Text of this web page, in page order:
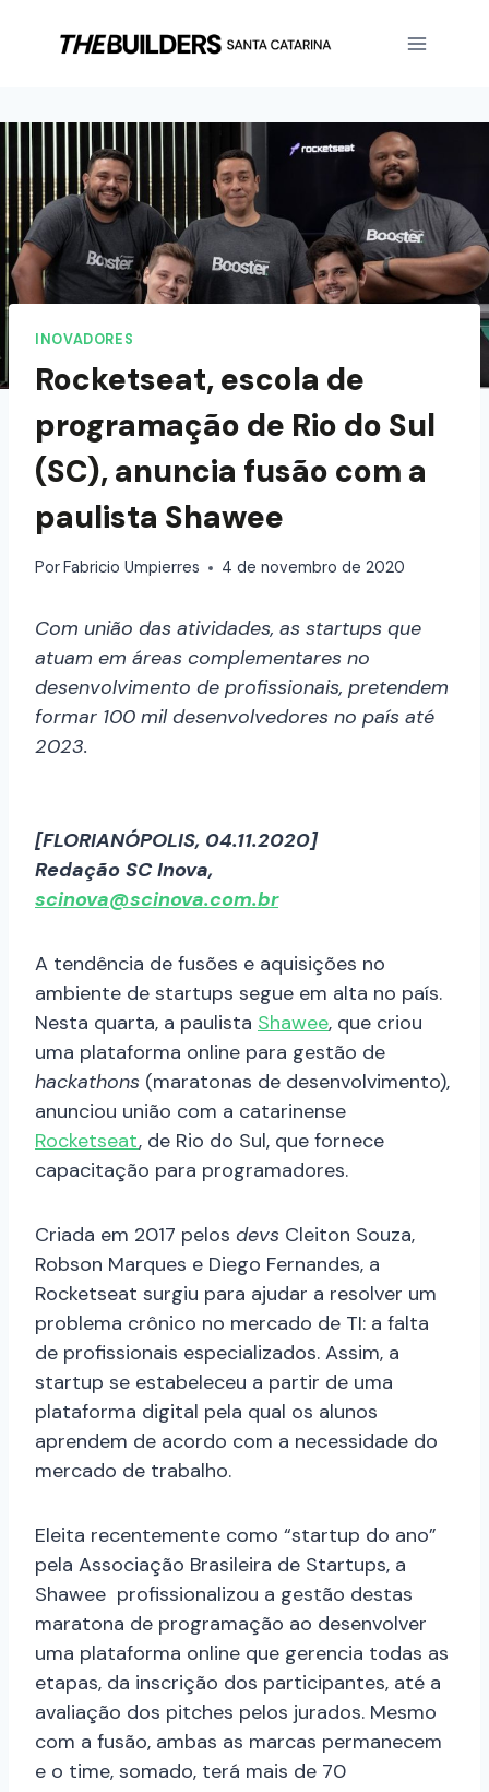
INOVADORES
Rocketseat, escola de
programação de Rio do Sul
(SC), anuncia fusão com a
paulista Shawee
PorFabricio Umpierres 4 de novembro de 2020
Com união das atividades, as startups que
atuam em áreas complementares no
desenvolvimento de profissionais, pretendem
formar 100 mil desenvolvedores no país até
2023.
[FLORIANÓPOLIS, 04.11.2020]
Redação SC Inova,
scinova@scinova.com.br
A tendência de fusões e aquisições no
ambiente de startups segue em alta no país.
Nesta quarta, a paulista Shawee, que criou
uma plataforma online para gestão de
hackathons (maratonas de desenvolvimento),
anunciou união com a catarinense
Rocketseat, de Rio do Sul, que fornece
capacitação para programadores.
Criada em 2017 pelos devs Cleiton Souza,
Robson Marques e Diego Fernandes, a
Rocketseat surgiu para ajudar a resolver um
problema crônico no mercado de TI: a falta
de profissionais especializados. Assim, a
startup se estabeleceu a partir de uma
plataforma digital pela qual os alunos
aprendem de acordo com a necessidade do
mercado de trabalho.
Eleita recentemente como “startup do ano”
pela Associação Brasileira de Startups, a
Shawee profissionalizou a gestão destas
maratona de programação ao desenvolver
uma plataforma online que gerencia todas as
etapas, da inscrição dos participantes, até a
avaliação dos pitches pelos jurados. Mesmo
com a fusão, ambas as marcas permanecem
e o time, somado, terá mais de 70